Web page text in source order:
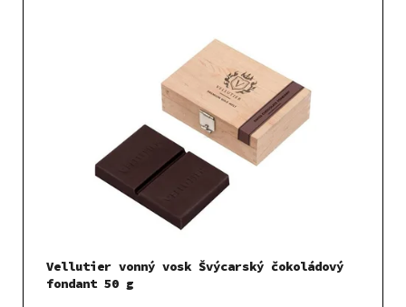
Vellutier vonný vosk Švýcarský čokoládový
fondant 50 g